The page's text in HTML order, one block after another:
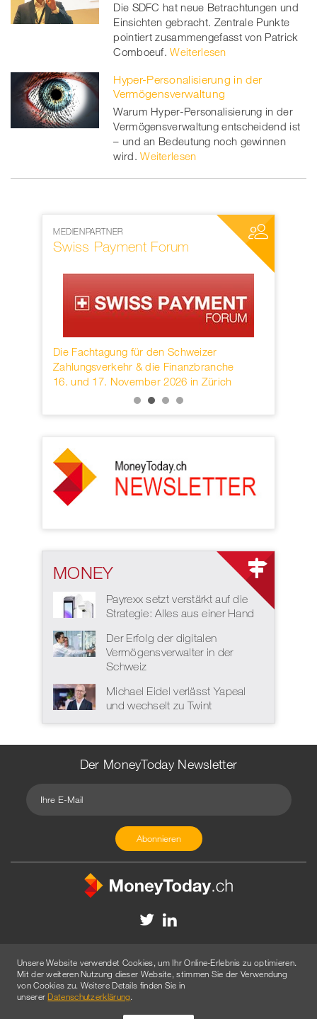
Die SDFC hat neue Betrachtungen und
Einsichten gebracht. Zentrale Punkte
pointiert zusammengefasst von Patrick
Comboeuf. Weiterlesen
Hyper-Personalisierung in der
Vermögensverwaltung
Warum Hyper-Personalisierung in der
Vermögensverwaltung entscheidend ist
– und an Bedeutung noch gewinnen
wird. Weiterlesen
MEDIENPARTNER
Swiss Payment Forum
Die Fachtagung für den Schweizer
Zahlungsverkehr & die Finanzbranche
16. und 17. November 2026 in Zürich
MONEY
Payrexx setzt verstärkt auf die
Strategie: Alles aus einer Hand
Der Erfolg der digitalen
Vermögensverwalter in der
Schweiz
Michael Eidel verlässt Yapeal
und wechselt zu Twint
Der MoneyToday Newsletter
Disclaimer
Werbung
© 2026 Created byAGENTUR AM WASSER
Unsere Website verwendet Cookies, um Ihr Online-Erlebnis zu optimieren.
Mit der weiteren Nutzung dieser Website, stimmen Sie der Verwendung
von Cookies zu. Weitere Details finden Sie in
unsererDatenschutzerklärung.